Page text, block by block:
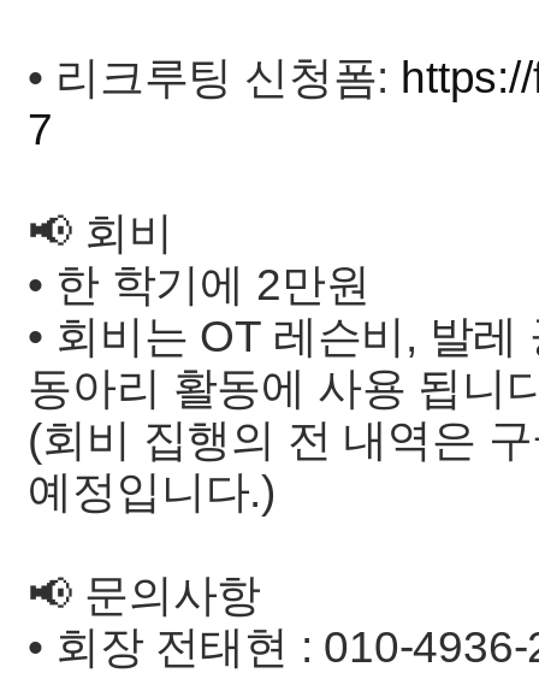
• 리크루팅 신청폼:
7
📢 회비
• 한 학기에 2만원
• 회비는 OT 레슨비, 발
동아리 활동에 사용 됩니
(회비 집행의 전 내역은
예정입니다.)
📢 문의사항
• 회장 전태현 : 010-